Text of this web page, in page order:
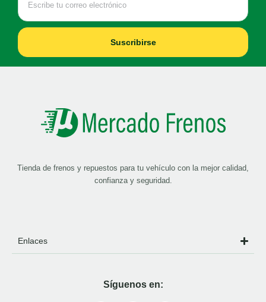
Suscribirse
Tienda de frenos y repuestos para tu vehículo con la mejor calidad,
confianza y seguridad.
Enlaces
Síguenos en: